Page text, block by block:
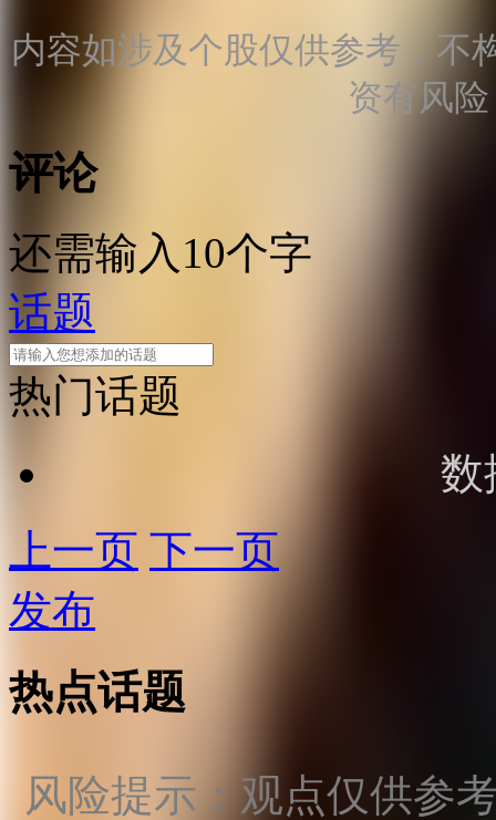
内容如涉及个股仅供参考，不
资有风
评论
还需输入10个字
话题
热门话题
数
上一页 下一页
发布
热点话题
风险提示：观点仅供参